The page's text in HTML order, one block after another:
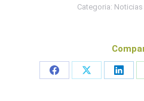
Categoria: Noticias
Share
Share
Share